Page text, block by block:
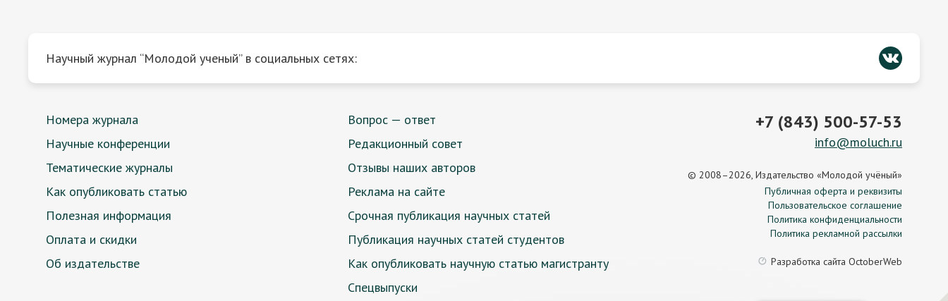
Научный журнал “Молодой ученый” в социальных сетях:
Номера журнала
Научные конференции
Тематические журналы
Как опубликовать статью
Полезная информация
Оплата и скидки
Об издательстве
Вопрос — ответ
Редакционный совет
Отзывы наших авторов
Реклама на сайте
Срочная публикация научных статей
Публикация научных статей студентов
Как опубликовать научную статью магистранту
Спецвыпуски
+7 (843) 500-57-53
info@moluch.ru
© 2008–2026, Издательство «Молодой учёный»
Публичная оферта и реквизиты
Пользовательское соглашение
Политика конфиденциальности
Политика рекламной рассылки
Разработка сайта OctoberWeb